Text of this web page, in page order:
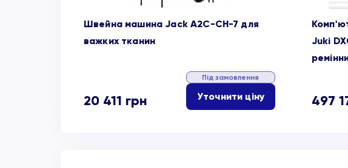
Швейна машина Jack A2C-CH-7 для
важких тканин
20 411 грн
Під замовлення
Уточнити ціну
Juki
497